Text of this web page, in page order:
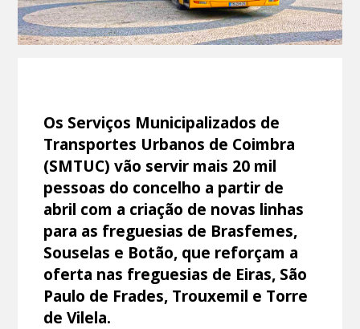
Os Serviços Municipalizados de
Transportes Urbanos de Coimbra
(SMTUC) vão servir mais 20 mil
pessoas do concelho a partir de
abril com a criação de novas linhas
para as freguesias de Brasfemes,
Souselas e Botão, que reforçam a
oferta nas freguesias de Eiras, São
Paulo de Frades, Trouxemil e Torre
de Vilela.